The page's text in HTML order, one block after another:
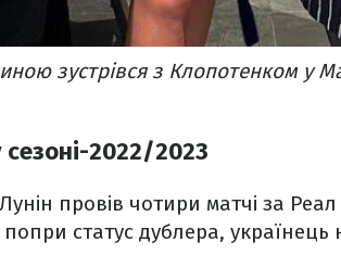
зустрівся з Клопотенком у
сезоні-2022/2023
провів чотири матчі за Реал
статус дублера, українець